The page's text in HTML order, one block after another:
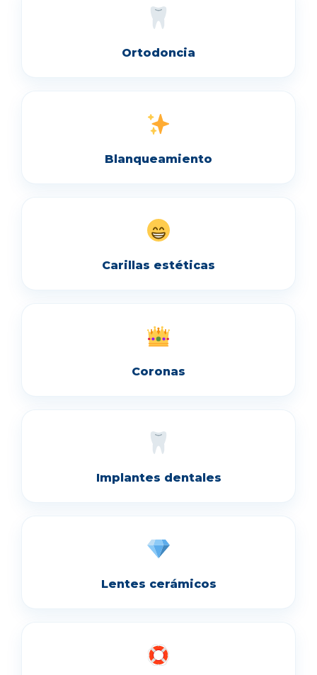
Ortodoncia
Blanqueamiento
Carillas estéticas
Coronas
Implantes dentales
Lentes cerámicos